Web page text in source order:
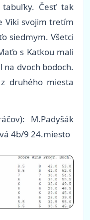
Česť tak
Viki svojim tretím
siedmym. Všetci
s Katkou mali
na dvoch bodoch.
druhého miesta
M.Padyšák
4b/9 24.miesto